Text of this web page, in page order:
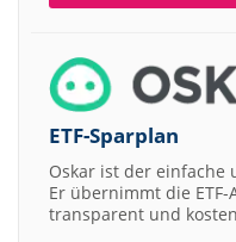
ETF-Sparplan
Oskar ist der einfache
Er übernimmt die
transparent und